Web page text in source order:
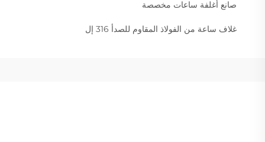
صانع أغلفة ساعات مخصصة
غلاف ساعة من الفولاذ المقاوم للصدأ 316 إل